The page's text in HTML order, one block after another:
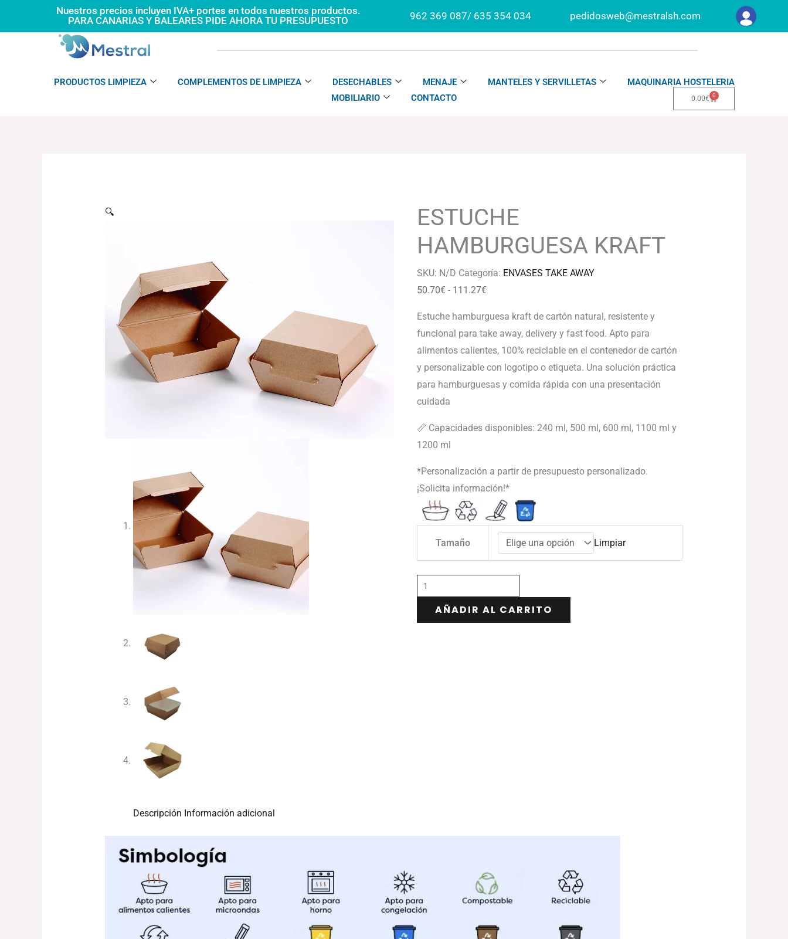
Nuestros precios incluyen IVA+ portes en todos nuestros productos.
PARA CANARIAS Y BALEARES PIDE AHORA TU PRESUPUESTO
962 369 087/ 635 354 034 pedidosweb@mestralsh.com
PRODUCTOS LIMPIEZA COMPLEMENTOS DE LIMPIEZA DESECHABLES MENAJE MANTELES Y SERVILLETAS
MAQUINARIA HOSTELERIA
MOBILIARIO
CONTACTO 0.00€ 0
Carrito
🔍
ESTUCHE
HAMBURGUESA KRAFT
SKU: N/D Categoría: ENVASES TAKE AWAY
50.70€ - 111.27€
desde
hasta
Estuche hamburguesa kraft de cartón natural, resistente y
funcional para take away, delivery y fast food. Apto para
alimentos calientes, 100% reciclable en el contenedor de cartón
y personalizable con logotipo o etiqueta. Una solución práctica
para hamburguesas y comida rápida con una presentación
cuidada
📏 Capacidades disponibles: 240 ml, 500 ml, 600 ml, 1100 ml y
1200 ml
*Personalización a partir de presupuesto personalizado.
¡Solicita información!*
Tamaño Limpiar
cantidad
AÑADIR AL CARRITO
Descripción Información adicional